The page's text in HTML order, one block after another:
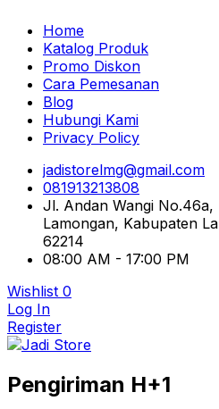
Home
Katalog Produk
Promo Diskon
Cara Pemesanan
Blog
Hubungi Kami
Privacy Policy
jadistorelmg@gmail.com
081913213808
Jl. Andan Wangi No.46a,
Lamongan, Kabupaten
62214
08:00 AM - 17:00 PM
Wishlist 0
Log In
Register
Pusat Aksesoris HP, Komputer
Lamongan
Pengiriman H+1